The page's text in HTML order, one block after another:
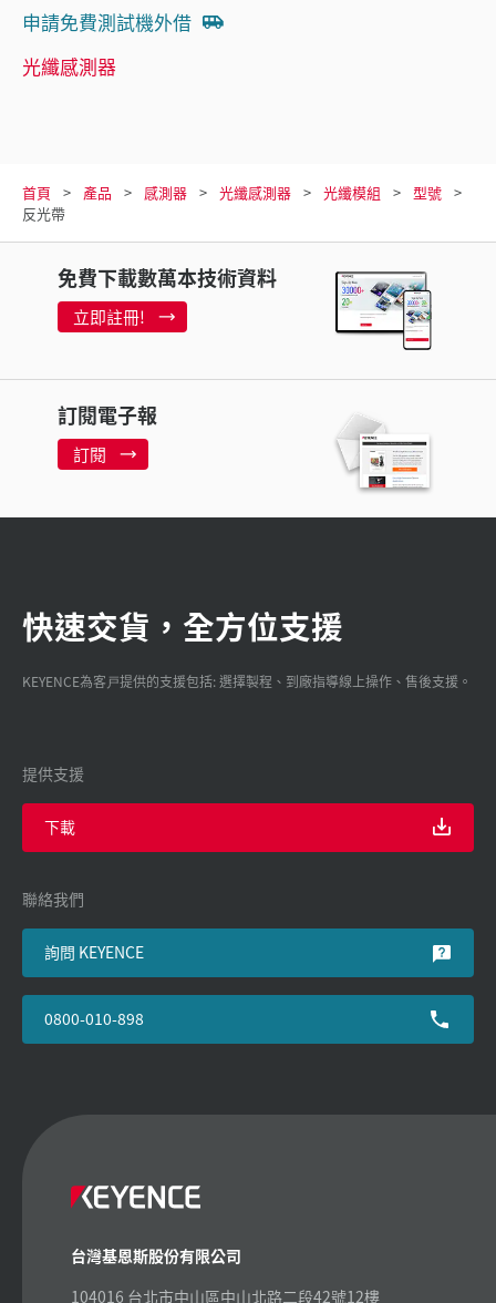
申請免費測試機外借
光纖感測器
首頁 產品 感測器 光纖感測器 光纖模組
型號
反光帶
免費下載數萬本技術資料
立即註冊!
訂閱電子報
訂閱
快速交貨，全方位支援
KEYENCE為客戸提供的支援包括: 選擇製程、到廠指導線上操作、售後支援。
提供支援
下載
聯絡我們
詢問 KEYENCE
0800-010-898
台灣基恩斯股份有限公司
104016 台北市中山區中山北路二段42號12樓